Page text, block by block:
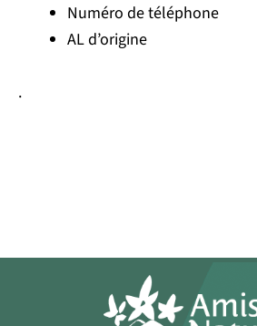
Numéro de téléphone
AL d’origine
.